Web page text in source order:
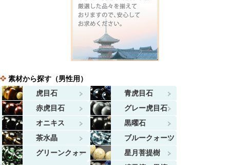
素材から探す（男性用）
虎目石
青虎目石
赤虎目石
グレー虎目石
オニキス
黒曜石
茶水晶
ブルークォーツ
グリーンクォー 星月菩提樹